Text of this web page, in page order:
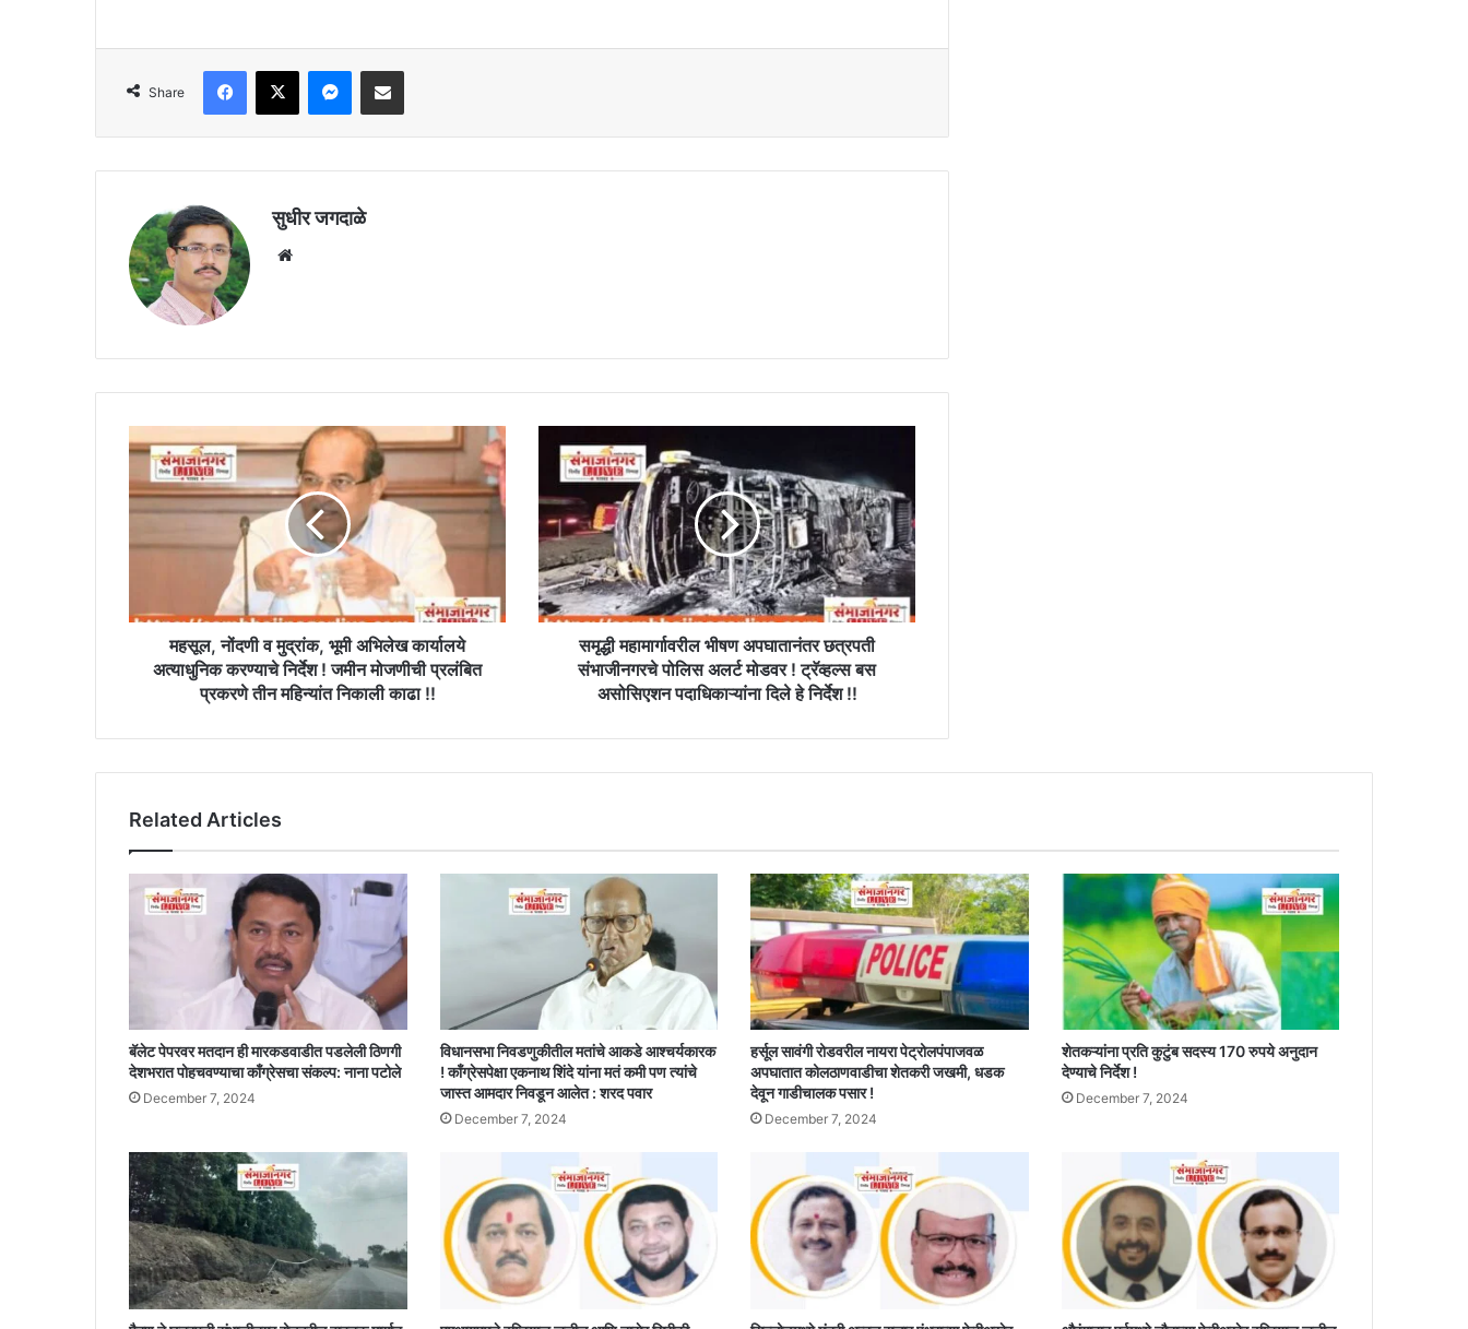
Share
Facebook
X Messenger
Share via Email
सुधीर जगदाळे
नोंदणी
व
मुद्रांक,
अभिलेख
करण्याचे
तीन
निकाली
काढा
!!
महसूल, नोंदणी व मुद्रांक, भूमी अभिलेख कार्यालये
अत्याधुनिक करण्याचे निर्देश ! जमीन मोजणीची प्रलंबित
प्रकरणे तीन महिन्यांत निकाली काढा !!
महामार्गावरील
भीषण
अपघातानंतर
छत्रपती
संभाजीनगरचे
पोलिस
अलर्ट
मोडवर
हे
समृद्धी महामार्गावरील भीषण अपघातानंतर छत्रपती
संभाजीनगरचे पोलिस अलर्ट मोडवर ! ट्रॅव्हल्स बस
असोसिएशन पदाधिकाऱ्यांना दिले हे निर्देश !!
Related Articles
बॅलेट पेपरवर मतदान ही मारकडवाडीत पडलेली ठिणगी
देशभरात पोहचवण्याचा काँग्रेसचा संकल्प: नाना पटोले
December 7, 2024
विधानसभा निवडणुकीतील मतांचे आकडे आश्चर्यकारक
! काँग्रेसपेक्षा एकनाथ शिंदे यांना मतं कमी पण त्यांचे
जास्त आमदार निवडून आलेत : शरद पवार
December 7, 2024
हर्सूल सावंगी रोडवरील नायरा पेट्रोलपंपाजवळ
अपघातात कोलठाणवाडीचा शेतकरी जखमी, धडक
देवून गाडीचालक पसार !
December 7, 2024
शेतकऱ्यांना प्रति कुटुंब सदस्य 170 रुपये अनुदान
देण्याचे निर्देश !
December 7, 2024